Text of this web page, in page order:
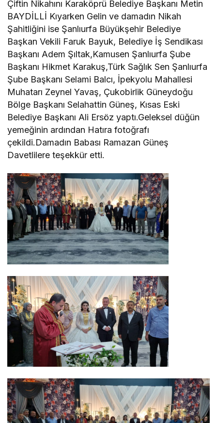
Çiftin Nikahını Karaköprü Belediye Başkanı Metin
BAYDİLLİ Kıyarken Gelin ve damadın Nikah
Şahitliğini ise Şanlıurfa Büyükşehir Belediye
Başkan Vekili Faruk Bayuk, Belediye İş Sendikası
Başkanı Adem Şıltak,Kamusen Şanlıurfa Şube
Başkanı Hikmet Karakuş,Türk Sağlık Sen Şanlıurfa
Şube Başkanı Selami Balcı, İpekyolu Mahallesi
Muhatarı Zeynel Yavaş, Çukobirlik Güneydoğu
Bölge Başkanı Selahattin Güneş, Kısas Eski
Belediye Başkanı Ali Ersöz yaptı.Geleksel düğün
yemeğinin ardından Hatıra fotoğrafı
çekildi.Damadın Babası Ramazan Güneş
Davetlilere teşekkür etti.